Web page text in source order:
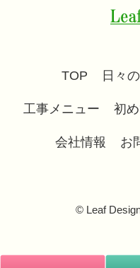
TOP 日々
工事メニュー 初
会社情報 お
© Leaf